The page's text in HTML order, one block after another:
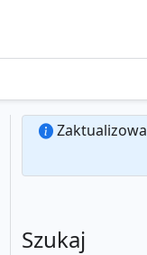
Szukaj